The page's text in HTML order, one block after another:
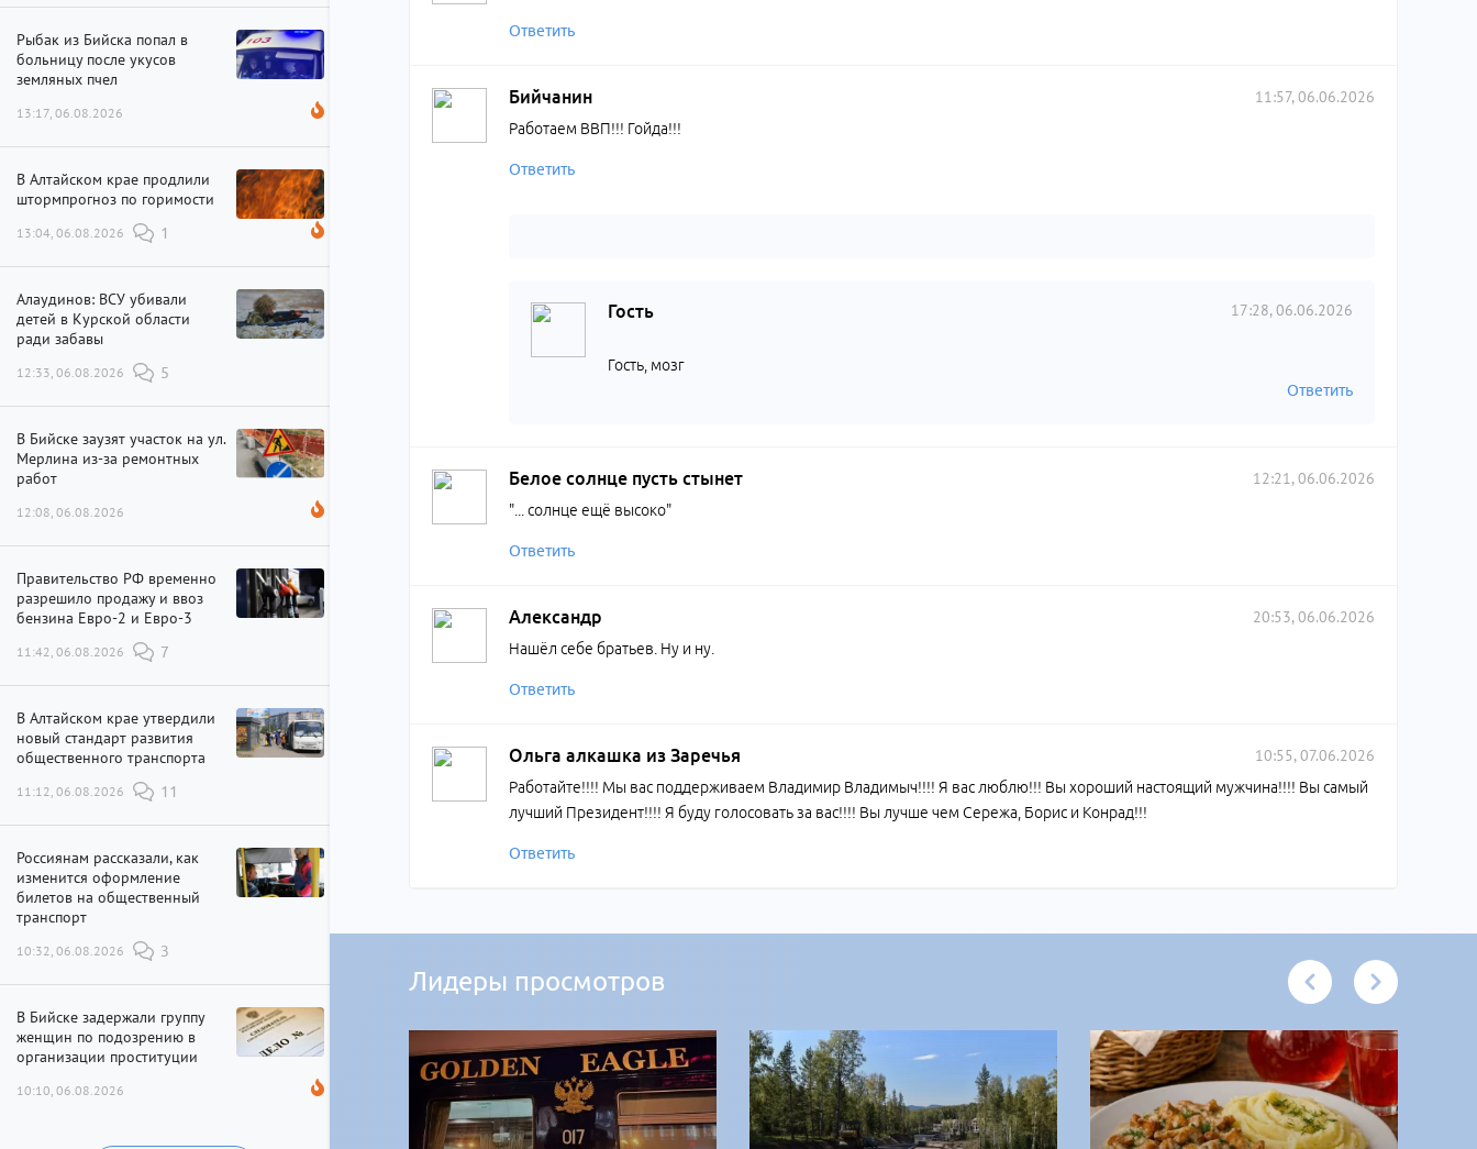
Рыбак из Бийска попал в
больницу после укусов
земляных пчел
13:17, 06.08.2026
В Алтайском крае продлили
штормпрогноз по горимости
13:04, 06.08.2026 1
Алаудинов: ВСУ убивали
детей в Курской области
ради забавы
12:33, 06.08.2026 5
В Бийске заузят участок на ул.
Мерлина из-за ремонтных
работ
12:08, 06.08.2026
Правительство РФ временно
разрешило продажу и ввоз
бензина Евро-2 и Евро-3
11:42, 06.08.2026 7
В Алтайском крае утвердили
новый стандарт развития
общественного транспорта
11:12, 06.08.2026 11
Россиянам рассказали, как
изменится оформление
билетов на общественный
транспорт
10:32, 06.08.2026 3
В Бийске задержали группу
женщин по подозрению в
организации проституции
10:10, 06.08.2026
Ответить
Бийчанин 11:57, 06.06.2026
Работаем ВВП!!! Гойда!!!
Ответить
Гость 17:28, 06.06.2026
Гость, мозг
Ответить
Белое солнце пусть стынет 12:21, 06.06.2026
"... солнце ещё высоко"
Ответить
Александр 20:53, 06.06.2026
Нашёл себе братьев. Ну и ну.
Ответить
Ольга алкашка из Заречья 10:55, 07.06.2026
Работайте!!!! Мы вас поддерживаем Владимир Владимыч!!!! Я вас люблю!!! Вы хороший настоящий мужчина!!!! Вы самый
лучший Президент!!!! Я буду голосовать за вас!!!! Вы лучше чем Сережа, Борис и Конрад!!!
Ответить
Лидеры просмотров